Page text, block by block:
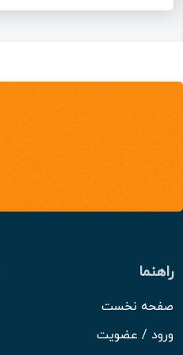
راهنما
صفحه نخست
ورود / عضویت